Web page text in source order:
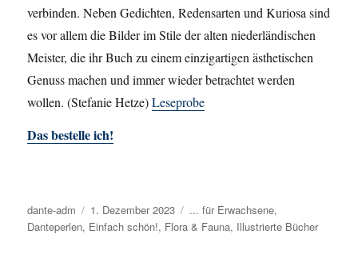
verbinden. Neben Gedichten, Redensarten und Kuriosa sind
es vor allem die Bilder im Stile der alten niederländischen
Meister, die ihr Buch zu einem einzigartigen ästhetischen
Genuss machen und immer wieder betrachtet werden
wollen. (Stefanie Hetze)Leseprobe
Das bestelle ich!
Autor
dante-adm
Veröffentlicht
am
1. Dezember 2023 Kategorien
... für Erwachsene,
Danteperlen, Einfach schön!, Flora & Fauna, Illustrierte Bücher